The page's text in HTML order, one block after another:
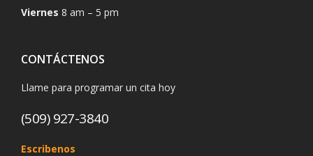
Viernes 8 am – 5 pm
CONTÁCTENOS
Llame para programar un cita hoy
(509) 927-3840
Escribenos